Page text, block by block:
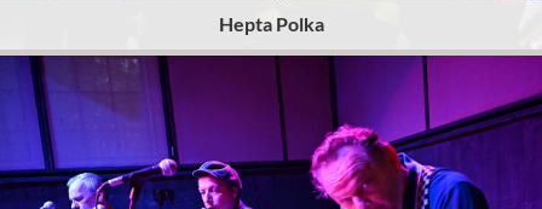
Hepta Polka